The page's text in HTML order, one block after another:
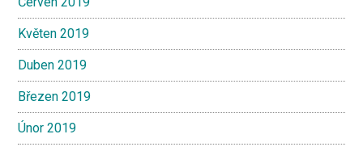
Květen 2019
Duben 2019
Březen 2019
Únor 2019